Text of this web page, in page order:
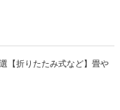
【折りたたみ式など】畳や